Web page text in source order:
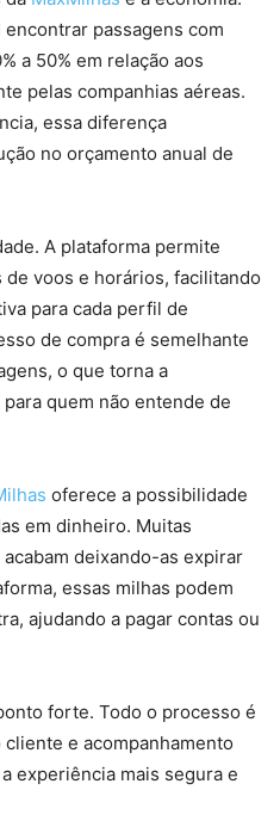
passagens com
a 50% em relação aos
pelas companhias aéreas.
essa diferença
no orçamento anual de
A plataforma permite
voos e horários, facilitando
para cada perfil de
de compra é semelhante
o que torna a
quem não entende de
oferece a possibilidade
em dinheiro. Muitas
deixando-as expirar
essas milhas podem
ajudando a pagar contas ou
forte. Todo o processo é
e acompanhamento
experiência mais segura e